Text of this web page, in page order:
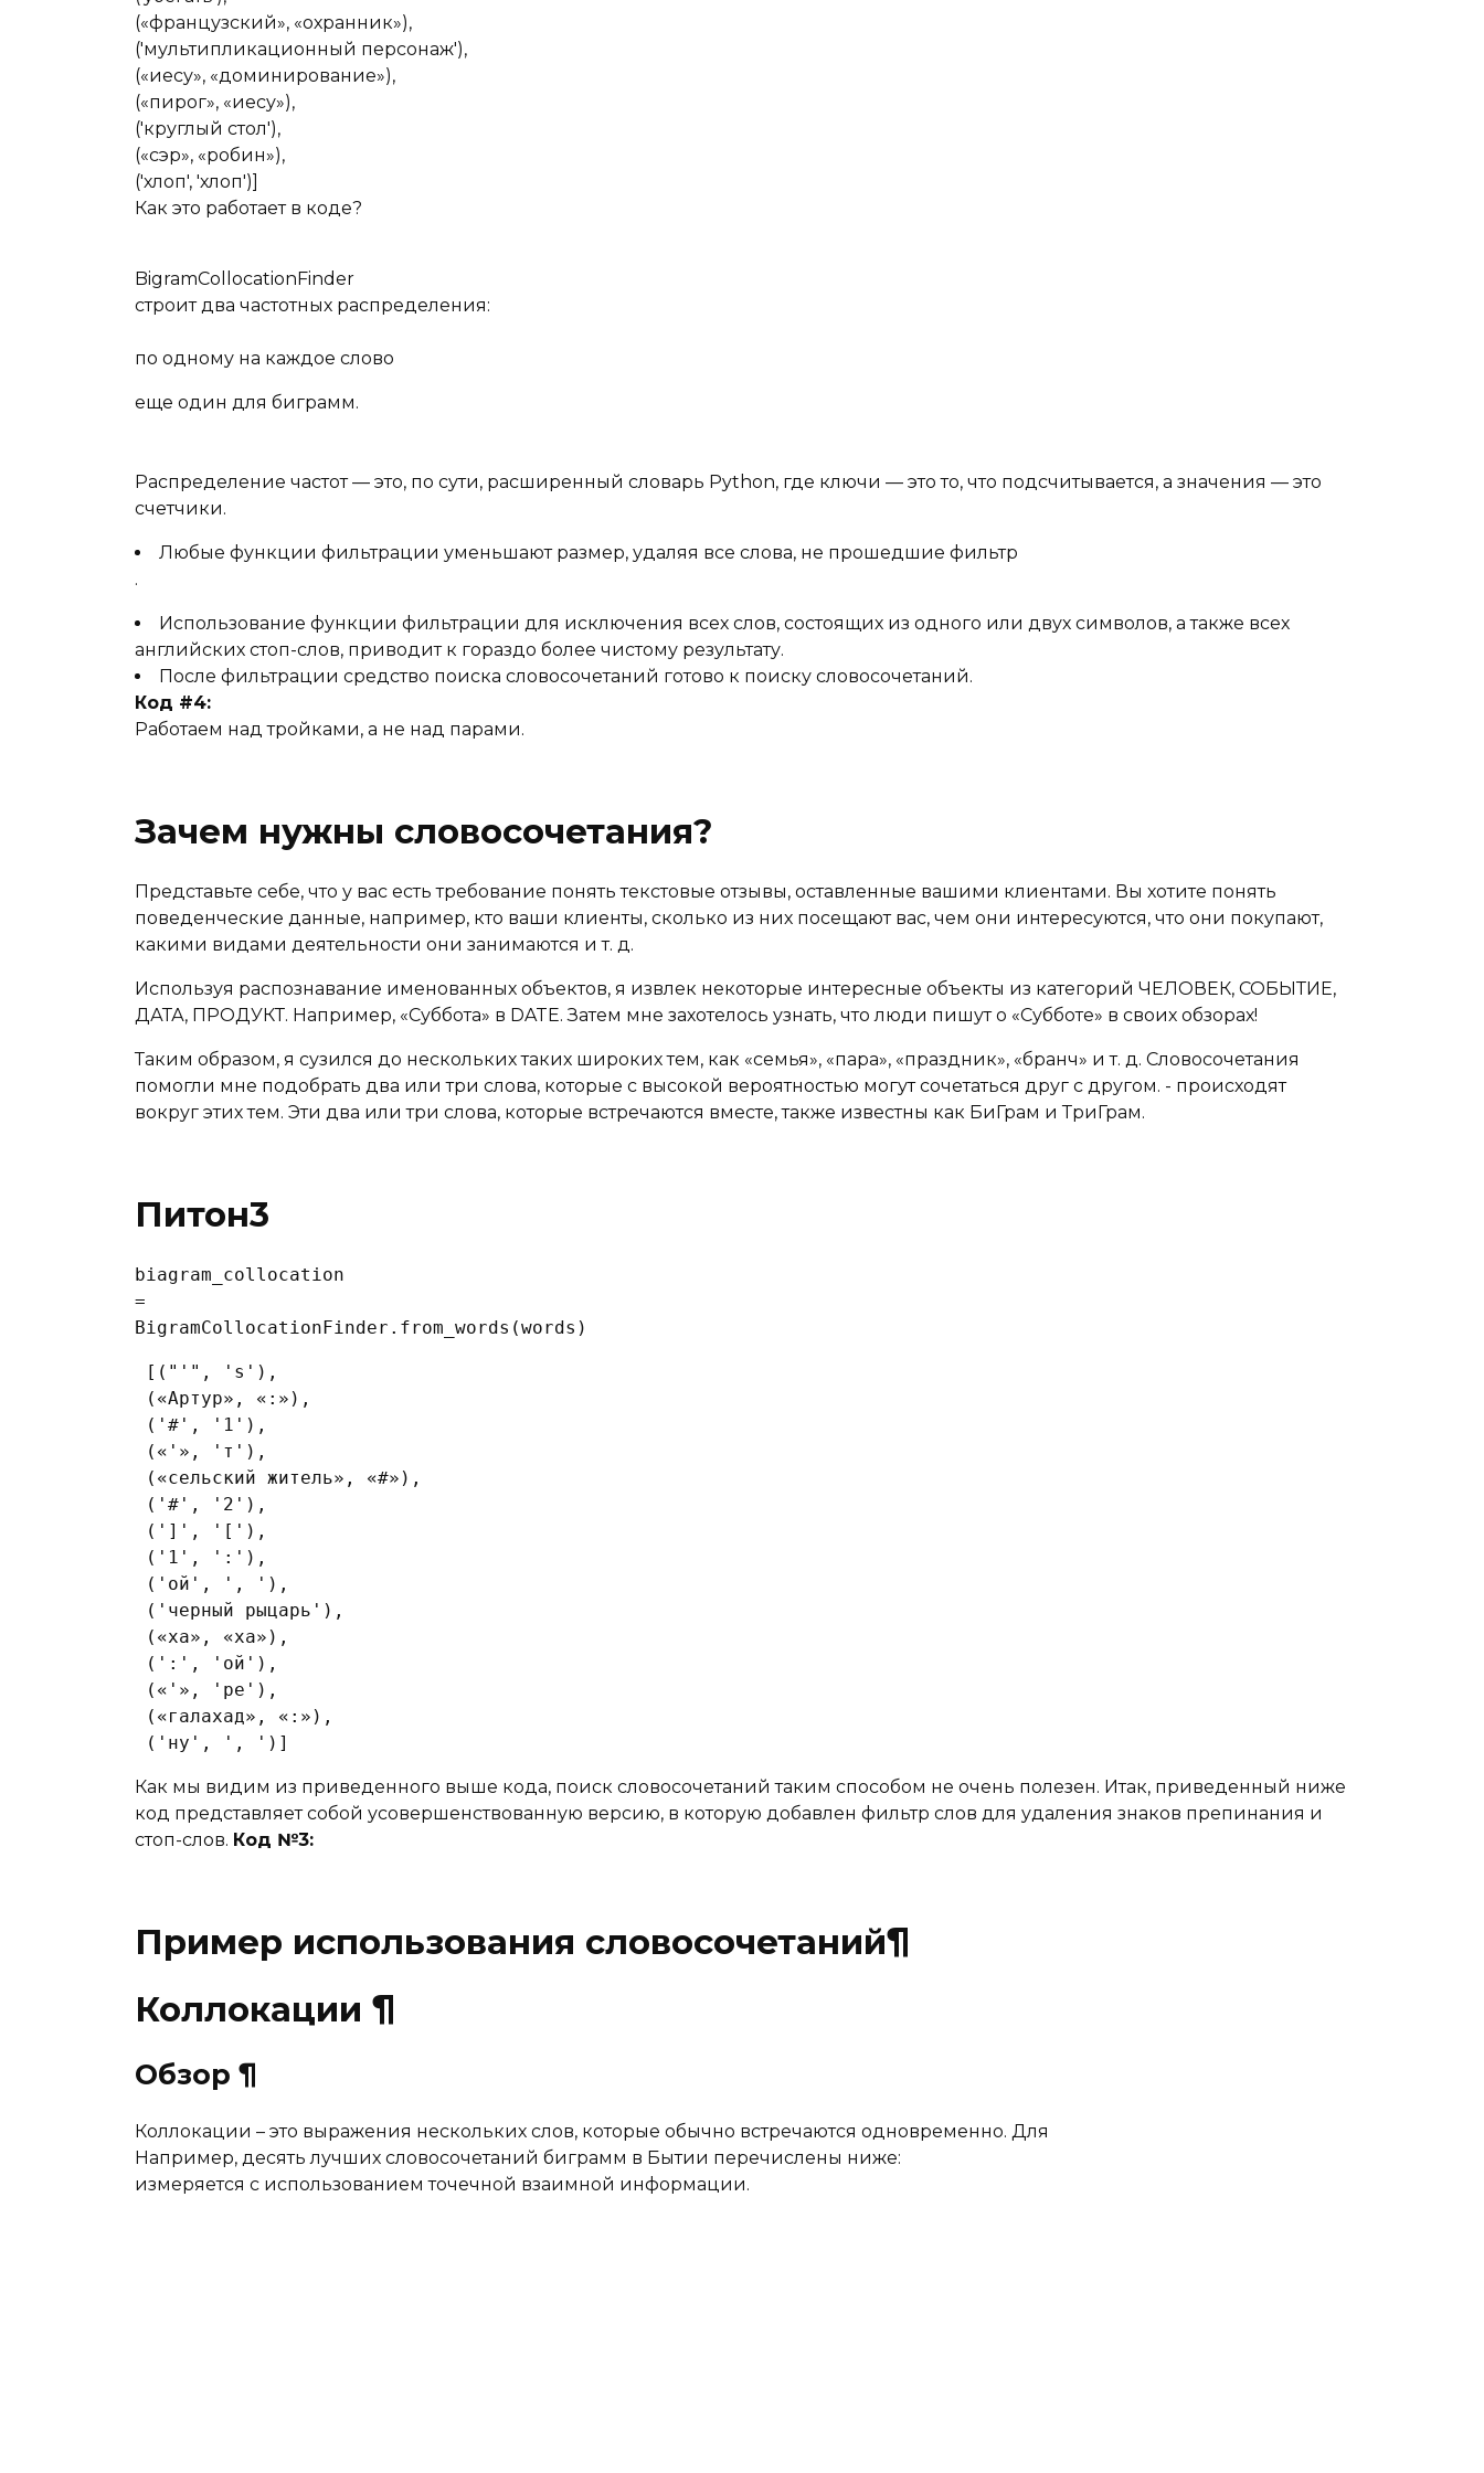
(«французский», «охранник»),
('мультипликационный персонаж'),
(«иесу», «доминирование»),
(«пирог», «иесу»),
('круглый стол'),
(«сэр», «робин»),
('хлоп', 'хлоп')]
Как это работает в коде?
BigramCollocationFinder
строит два частотных распределения:
по одному на каждое слово
еще один для биграмм.
Распределение частот — это, по сути, расширенный словарь Python, где ключи — это то, что подсчитывается, а значения — это
счетчики.
Любые функции фильтрации уменьшают размер, удаляя все слова, не прошедшие фильтр
.
Использование функции фильтрации для исключения всех слов, состоящих из одного или двух символов, а также всех
английских стоп-слов, приводит к гораздо более чистому результату.
После фильтрации средство поиска словосочетаний готово к поиску словосочетаний.
Код #4:
Работаем над тройками, а не над парами.
Зачем нужны словосочетания?
Представьте себе, что у вас есть требование понять текстовые отзывы, оставленные вашими клиентами. Вы хотите понять
поведенческие данные, например, кто ваши клиенты, сколько из них посещают вас, чем они интересуются, что они покупают,
какими видами деятельности они занимаются и т. д.
Используя распознавание именованных объектов, я извлек некоторые интересные объекты из категорий ЧЕЛОВЕК, СОБЫТИЕ,
ДАТА, ПРОДУКТ. Например, «Суббота» в DATE. Затем мне захотелось узнать, что люди пишут о «Субботе» в своих обзорах!
Таким образом, я сузился до нескольких таких широких тем, как «семья», «пара», «праздник», «бранч» и т. д. Словосочетания
помогли мне подобрать два или три слова, которые с высокой вероятностью могут сочетаться друг с другом. - происходят
вокруг этих тем. Эти два или три слова, которые встречаются вместе, также известны как БиГрам и ТриГрам.
Питон3
biagram_collocation
=
BigramCollocationFinder.from_words(words)
[("'", 's'),
(«Артур», «:»),
('#', '1'),
(«'», 'т'),
(«сельский житель», «#»),
('#', '2'),
(']', '['),
('1', ':'),
('ой', ', '),
('черный рыцарь'),
(«ха», «ха»),
(':', 'ой'),
(«'», 'ре'),
(«галахад», «:»),
('ну', ', ')]
Как мы видим из приведенного выше кода, поиск словосочетаний таким способом не очень полезен. Итак, приведенный ниже
код представляет собой усовершенствованную версию, в которую добавлен фильтр слов для удаления знаков препинания и
стоп-слов. Код №3:
Пример использования словосочетаний¶
Коллокации ¶
Обзор ¶
Коллокации – это выражения нескольких слов, которые обычно встречаются одновременно. Для
Например, десять лучших словосочетаний биграмм в Бытии перечислены ниже:
измеряется с использованием точечной взаимной информации.